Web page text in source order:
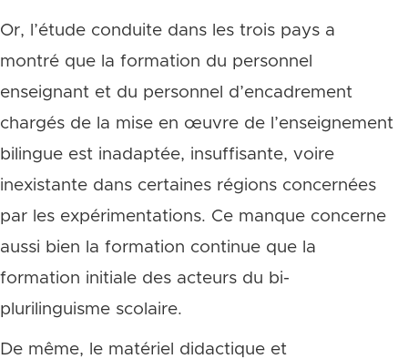
Or, l’étude conduite dans les trois pays a
montré que la formation du personnel
enseignant et du personnel d’encadrement
chargés de la mise en œuvre de l’enseignement
bilingue est inadaptée, insuffisante, voire
inexistante dans certaines régions concernées
par les expérimentations. Ce manque concerne
aussi bien la formation continue que la
formation initiale des acteurs du bi-
plurilinguisme scolaire.
De même, le matériel didactique et